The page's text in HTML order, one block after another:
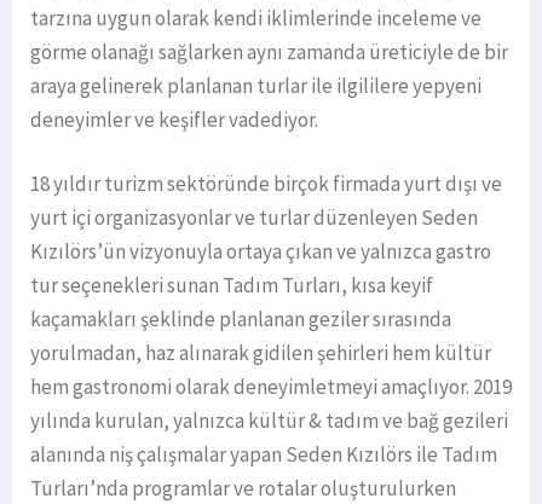
tarzına uygun olarak kendi iklimlerinde inceleme ve
görme olanağı sağlarken aynı zamanda üreticiyle de bir
araya gelinerek planlanan turlar ile ilgililere yepyeni
deneyimler ve keşifler vadediyor.
18 yıldır turizm sektöründe birçok firmada yurt dışı ve
yurt içi organizasyonlar ve turlar düzenleyen Seden
Kızılörs’ün vizyonuyla ortaya çıkan ve yalnızca gastro
tur seçenekleri sunan Tadım Turları, kısa keyif
kaçamakları şeklinde planlanan geziler sırasında
yorulmadan, haz alınarak gidilen şehirleri hem kültür
hem gastronomi olarak deneyimletmeyi amaçlıyor. 2019
yılında kurulan, yalnızca kültür & tadım ve bağ gezileri
alanında niş çalışmalar yapan Seden Kızılörs ile Tadım
Turları’nda programlar ve rotalar oluşturulurken